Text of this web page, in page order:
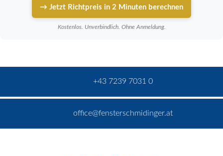
→ Jetzt Richtpreis in 2 Minuten berechnen
Kostenlos. Unverbindlich. Ohne Anmeldung.
+43 7239 7031 0
office@fensterschmidinger.at